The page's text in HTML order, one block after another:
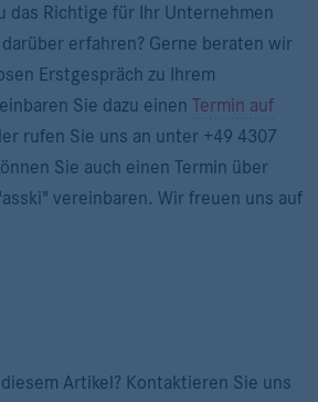
das Richtige für Ihr Unternehmen
erfahren? Gerne beraten wir
Erstgespräch zu Ihrem
Sie dazu einen Termin auf
rufen Sie uns an unter +49 4307
Sie auch einen Termin über
vereinbaren. Wir freuen uns auf
Artikel? Kontaktieren Sie uns